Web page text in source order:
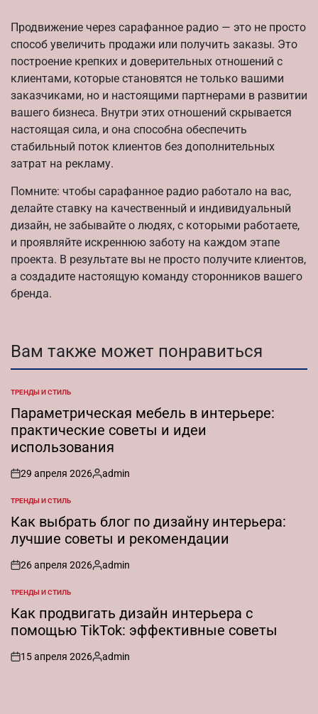
Продвижение через сарафанное радио — это не просто
способ увеличить продажи или получить заказы. Это
построение крепких и доверительных отношений с
клиентами, которые становятся не только вашими
заказчиками, но и настоящими партнерами в развитии
вашего бизнеса. Внутри этих отношений скрывается
настоящая сила, и она способна обеспечить
стабильный поток клиентов без дополнительных
затрат на рекламу.
Помните: чтобы сарафанное радио работало на вас,
делайте ставку на качественный и индивидуальный
дизайн, не забывайте о людях, с которыми работаете,
и проявляйте искреннюю заботу на каждом этапе
проекта. В результате вы не просто получите клиентов,
а создадите настоящую команду сторонников вашего
бренда.
Вам также может понравиться
ОПУБЛИКОВАНО
В
ТРЕНДЫ И СТИЛЬ
Параметрическая мебель в интерьере:
практические советы и идеи
использования
on
29 апреля 2026
Запись
admin
ОПУБЛИКОВАНО
В
ТРЕНДЫ И СТИЛЬ
Как выбрать блог по дизайну интерьера:
лучшие советы и рекомендации
on
26 апреля 2026
Запись
admin
ОПУБЛИКОВАНО
В
ТРЕНДЫ И СТИЛЬ
Как продвигать дизайн интерьера с
помощью TikTok: эффективные советы
on
15 апреля 2026
Запись
admin